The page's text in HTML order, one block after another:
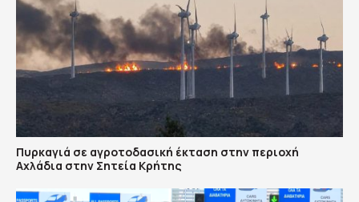
Πυρκαγιά σε αγροτοδασική έκταση στην περιοχή
Αχλάδια στην Σητεία Κρήτης